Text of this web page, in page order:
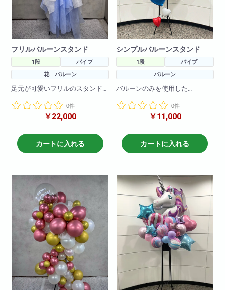
フリルバルーンスタンド
1段
パイプ
花 バルーン
足元が可愛いフリルのスタンド
たバルーンスタンドです。
フリルや、お花、バルーンのお
H190
W80
0件
￥22,000
カートに入れる
シンプルバルーンスタンド
1段
パイプ
バルーン
バルーンのみを使用した
お色やキャラクターの変更も可
W 100cm
0件
￥11,000
カートに入れる